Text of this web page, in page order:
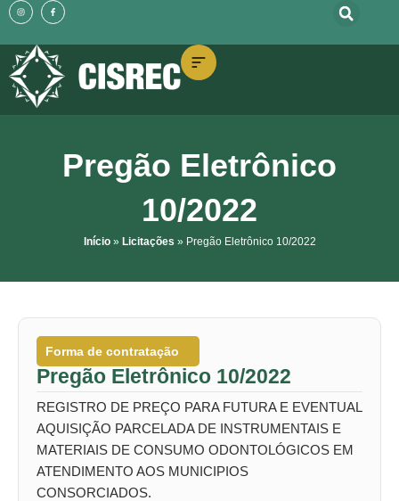
conteúdo
conteúdo
I
n
s
t
g
a
m
F
a
c
e
o
k
-
f
Pregão Eletrônico
10/2022
Início» Licitações » Pregão Eletrônico 10/2022
Forma de contratação
Pregão Eletrônico 10/2022
REGISTRO DE PREÇO PARA FUTURA E EVENTUAL
AQUISIÇÃO PARCELADA DE INSTRUMENTAIS E
MATERIAIS DE CONSUMO ODONTOLÓGICOS EM
ATENDIMENTO AOS MUNICIPIOS
CONSORCIADOS.